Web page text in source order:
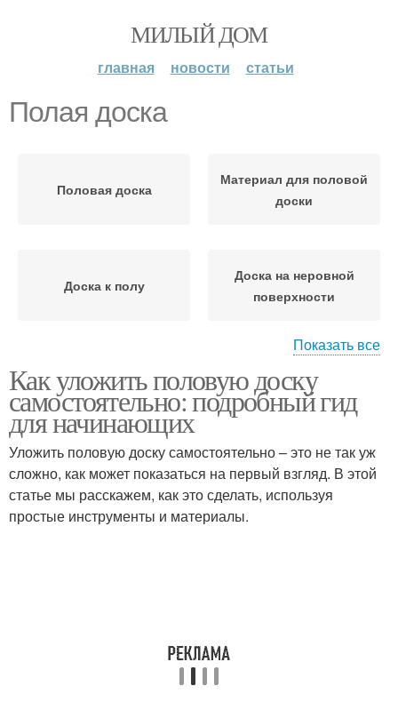
МИЛЫЙ ДОМ
главная новости статьи
Полая доска
Половая доска
Материал для половой
доски
Доска к полу
Доска на неровной
поверхности
Доска на круглую или
Показать все
Как уложить половую доску
самостоятельно: подробный гид
для начинающих
Уложить половую доску самостоятельно – это не так уж
сложно, как может показаться на первый взгляд. В этой
статье мы расскажем, как это сделать, используя
простые инструменты и материалы.